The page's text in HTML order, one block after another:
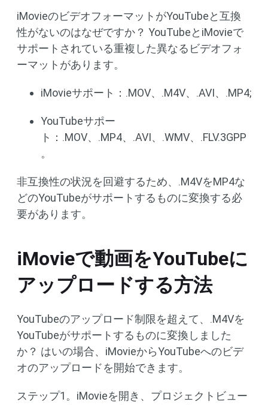
iMovieのビデオフォーマットがYouTubeと互換
性がないのはなぜですか？ YouTubeとiMovieで
サポートされている重複した異なるビデオフォ
ーマットがあります。
iMovieサポート：.MOV、.M4V、.AVI、.MP4;
YouTubeサポー
ト：.MOV、.MP4、.AVI、.WMV、.FLV.3GPP
。
非互換性の状況を回避するため、.M4VをMP4な
どのYouTubeがサポートするものに変換する必
要があります。
iMovieで動画をYouTubeに
アップロードする方法
YouTubeのアップロード制限を超えて、.M4Vを
YouTubeがサポートするものに変換しました
か？ はいの場合、iMovieからYouTubeへのビデ
オのアップロードを開始できます。
ステップ1。iMovieを開き、プロジェクトビュー